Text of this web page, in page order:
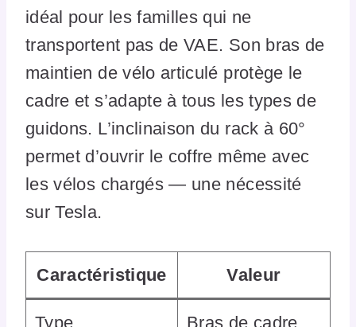
idéal pour les familles qui ne
transportent pas de VAE. Son bras de
maintien de vélo articulé protège le
cadre et s’adapte à tous les types de
guidons. L’inclinaison du rack à 60°
permet d’ouvrir le coffre même avec
les vélos chargés — une nécessité
sur Tesla.
Caractéristique Valeur
Type Bras de cadre